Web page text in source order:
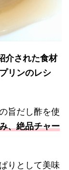
介された食材
リンのレシ
旨だし酢を使
、絶品チャー
りとして美味